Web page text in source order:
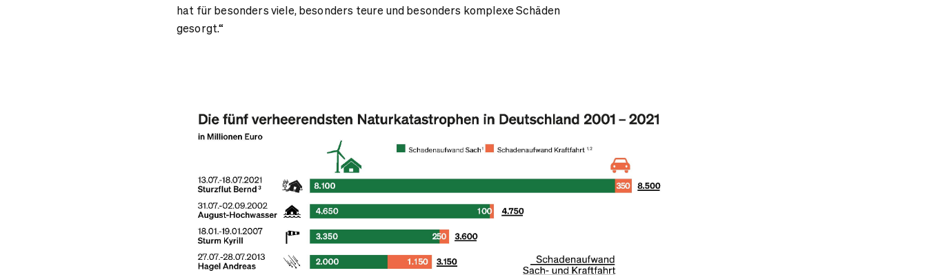
hat für besonders viele, besonders teure und besonders komplexe Schäden
gesorgt.“